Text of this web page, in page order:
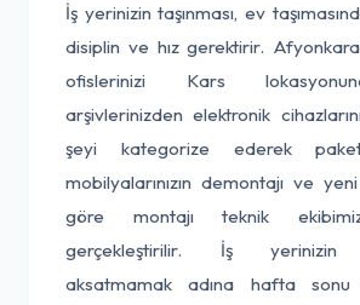
İş yerinizin taşınması, ev
disiplin ve hız gerektirir.
ofislerinizi Kars
arşivlerinizden elektronik
şeyi kategorize ederek
mobilyalarınızın demontajı ve
göre montajı teknik
gerçekleştirilir. İş yerinizin
aksatmamak adına hafta